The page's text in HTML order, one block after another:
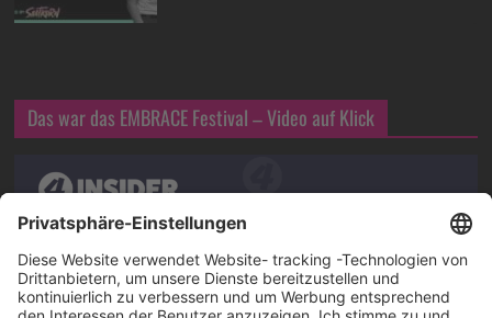
Das war das EMBRACE Festival – Video auf Klick